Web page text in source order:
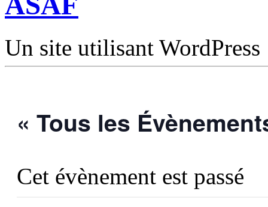
Un site utilisant WordPress
« Tous les
Cet évènement est passé